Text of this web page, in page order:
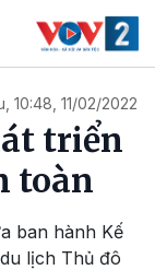
10:48, 11/02/2022
triển
toàn
ban hành Kế
lịch Thủ đô